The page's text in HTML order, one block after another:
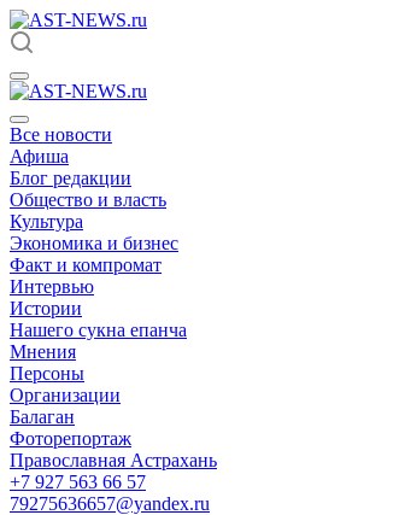
Все новости
Афиша
Блог редакции
Общество и власть
Культура
Экономика и бизнес
Факт и компромат
Интервью
Истории
Нашего сукна епанча
Мнения
Персоны
Организации
Балаган
Фоторепортаж
Православная Астрахань
+7 927 563 66 57
79275636657@yandex.ru